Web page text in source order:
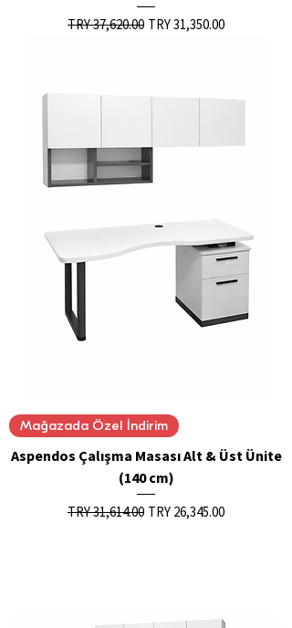
Regular Price
TRY 37,620.00 Sale Price
TRY 31,350.00
Mağazada Özel İndirim
Aspendos Çalışma Masası Alt & Üst Ünite
(140 cm)
Regular Price
TRY 31,614.00 Sale Price
TRY 26,345.00